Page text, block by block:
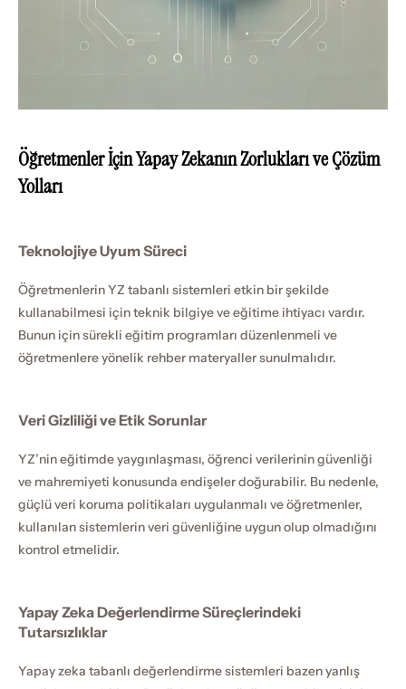
Öğretmenler İçin Yapay Zekanın Zorlukları ve Çözüm
Yolları
Teknolojiye Uyum Süreci
Öğretmenlerin YZ tabanlı sistemleri etkin bir şekilde
kullanabilmesi için teknik bilgiye ve eğitime ihtiyacı vardır.
Bunun için sürekli eğitim programları düzenlenmeli ve
öğretmenlere yönelik rehber materyaller sunulmalıdır.
Veri Gizliliği ve Etik Sorunlar
YZ’nin eğitimde yaygınlaşması, öğrenci verilerinin güvenliği
ve mahremiyeti konusunda endişeler doğurabilir. Bu nedenle,
güçlü veri koruma politikaları uygulanmalı ve öğretmenler,
kullanılan sistemlerin veri güvenliğine uygun olup olmadığını
kontrol etmelidir.
Yapay Zeka Değerlendirme Süreçlerindeki
Tutarsızlıklar
Yapay zeka tabanlı değerlendirme sistemleri bazen yanlış